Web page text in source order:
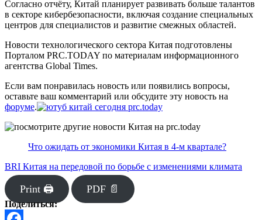
Согласно отчёту, Китай планирует развивать больше талантов
в секторе кибербезопасности, включая создание специальных
центров для специалистов и развитие смежных областей.
Новости технологического сектора Китая подготовлены
Порталом PRC.TODAY по материалам информационного
агентства Global Times.
Если вам понравилась новость или появились вопросы,
оставьте ваш комментарий или обсудите эту новость на
форуме.
Что ожидать от экономики Китая в 4-м квартале?
BRI Китая на передовой по борьбе с изменениями климата
Print 🖨 PDF 📄
Поделиться: